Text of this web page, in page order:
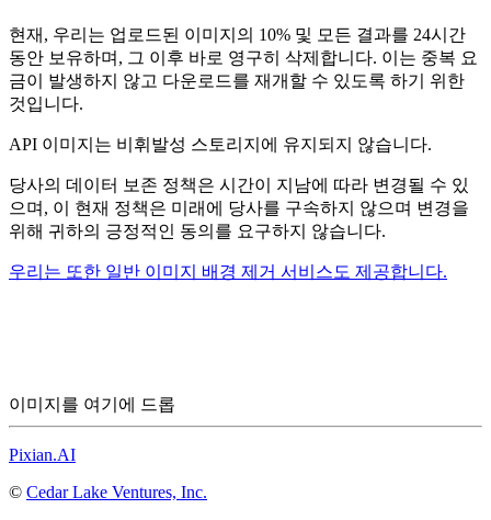
현재, 우리는 업로드된 이미지의 10% 및 모든 결과를 24시간
동안 보유하며, 그 이후 바로 영구히 삭제합니다. 이는 중복 요
금이 발생하지 않고 다운로드를 재개할 수 있도록 하기 위한
것입니다.
API 이미지는 비휘발성 스토리지에 유지되지 않습니다.
당사의 데이터 보존 정책은 시간이 지남에 따라 변경될 수 있
으며, 이 현재 정책은 미래에 당사를 구속하지 않으며 변경을
위해 귀하의 긍정적인 동의를 요구하지 않습니다.
우리는 또한 일반 이미지 배경 제거 서비스도 제공합니다.
이미지를 여기에 드롭
Pixian.AI
© Cedar Lake Ventures, Inc.